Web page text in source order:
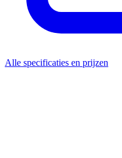
Alle specificaties en prijzen